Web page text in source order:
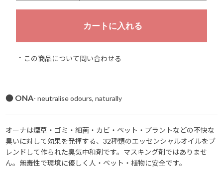
この商品について問い合わせる
● ONA- neutralise odours, naturally
オーナは煙草・ゴミ・細菌・カビ・ペット・プラントなどの不快な
臭いに対して効果を発揮する、32種類のエッセンシャルオイルをブ
レンドして作られた臭気中和剤です。マスキング剤ではありませ
ん。無毒性で環境に優しく人・ペット・植物に安全です。